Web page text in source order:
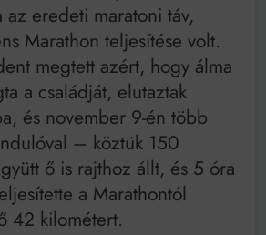
az eredeti maratoni táv,
Marathon teljesítése volt.
megtett azért, hogy álma
a családját, elutaztak
és november 9-én több
– köztük 150
ő is rajthoz állt, és 5 óra
a Marathontól
42 kilométert.